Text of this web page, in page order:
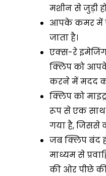
मशीन से जुड़ी
आपके कमर में
जाता है।
एक्स-रे
क्लिप को आपके
करने में मदद
क्लिप को
रूप से एक साथ
गया है, जिससे
जब क्लिप बंद
माध्यम से
की ओर पीछे